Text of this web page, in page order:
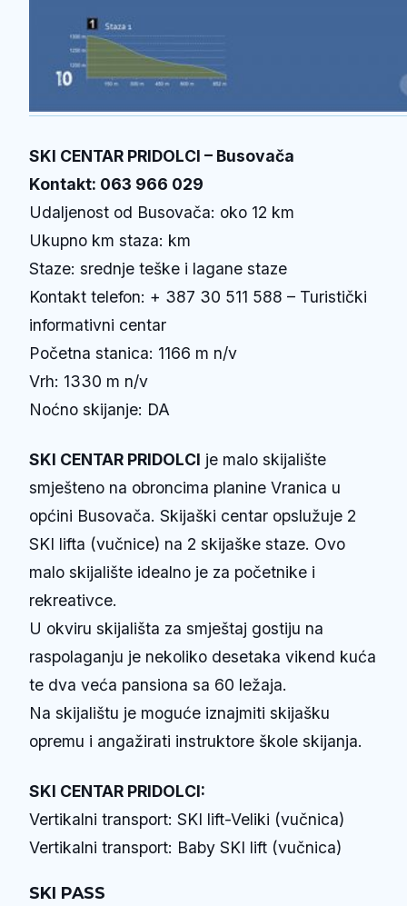
SKI CENTAR PRIDOLCI – Busovača
Kontakt: 063 966 029
Udaljenost od Busovača: oko 12 km
Ukupno km staza: km
Staze: srednje teške i lagane staze
Kontakt telefon: + 387 30 511 588 – Turistički
informativni centar
Početna stanica: 1166 m n/v
Vrh: 1330 m n/v
Noćno skijanje: DA
SKI CENTAR PRIDOLCI je malo skijalište
smješteno na obroncima planine Vranica u
općini Busovača. Skijaški centar opslužuje 2
SKI lifta (vučnice) na 2 skijaške staze. Ovo
malo skijalište idealno je za početnike i
rekreativce.
U okviru skijališta za smještaj gostiju na
raspolaganju je nekoliko desetaka vikend kuća
te dva veća pansiona sa 60 ležaja.
Na skijalištu je moguće iznajmiti skijašku
opremu i angažirati instruktore škole skijanja.
SKI CENTAR PRIDOLCI:
Vertikalni transport: SKI lift-Veliki (vučnica)
Vertikalni transport: Baby SKI lift (vučnica)
SKI PASS